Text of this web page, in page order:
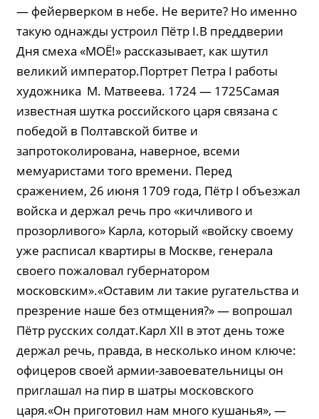
— фейерверком в небе. Не верите? Но именно
такую однажды устроил Пётр I.В преддверии
Дня смеха «МОЁ!» рассказывает, как шутил
великий император.Портрет Петра I работы
художника М. Матвеева. 1724 — 1725Самая
известная шутка российского царя связана с
победой в Полтавской битве и
запротоколирована, наверное, всеми
мемуаристами того времени. Перед
сражением, 26 июня 1709 года, Пётр I объезжал
войска и держал речь про «кичливого и
прозорливого» Карла, который «войску своему
уже расписал квартиры в Москве, генерала
своего пожаловал губернатором
московским».«Оставим ли такие ругательства и
презрение наше без отмщения?» — вопрошал
Пётр русских солдат.Карл XII в этот день тоже
держал речь, правда, в несколько ином ключе:
офицеров своей армии-завоевательницы он
приглашал на пир в шатры московского
царя.«Он приготовил нам много кушанья», —